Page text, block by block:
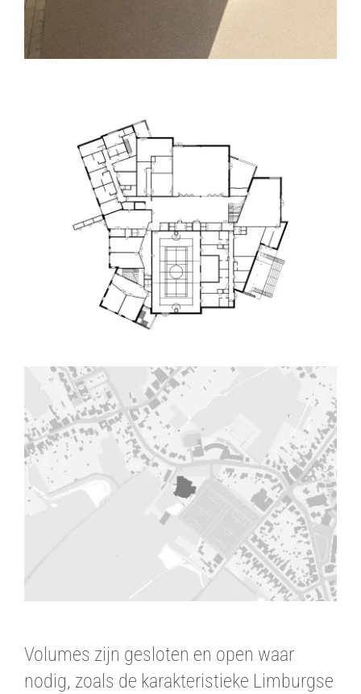
Volumes zijn gesloten en open waar
nodig, zoals de karakteristieke Limburgse